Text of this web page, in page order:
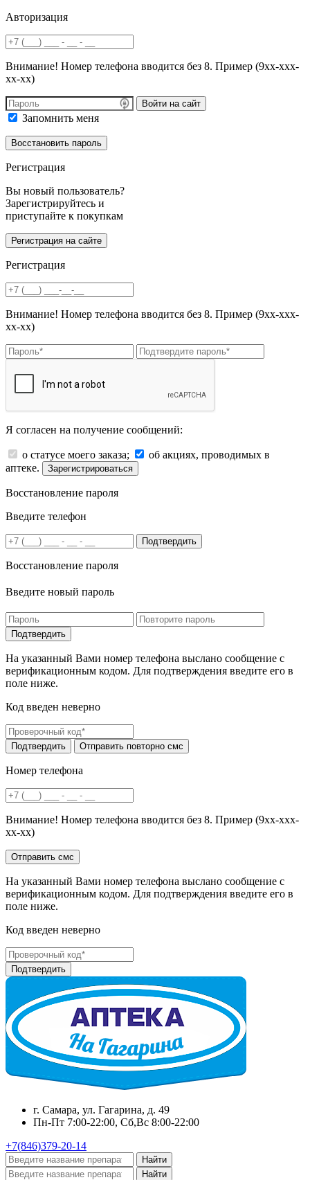
Авторизация
Внимание! Номер телефона вводится без 8. Пример (9хх-ххх-
хх-хх)
Войти на сайт
Запомнить меня
Регистрация
Вы новый пользователь?
Зарегистрируйтесь и
приступайте к покупкам
Регистрация
Внимание! Номер телефона вводится без 8. Пример (9хх-ххх-
хх-хх)
Я согласен на получение сообщений:
о статусе моего заказа;
об акциях, проводимых в
аптеке.
Зарегистрироваться
Восстановление пароля
Введите телефон
Подтвердить
Восстановление пароля
Введите новый пароль
На указанный Вами номер телефона выслано сообщение с
верификационным кодом. Для подтверждения введите его в
поле ниже.
Код введен неверно
Номер телефона
Внимание! Номер телефона вводится без 8. Пример (9хх-ххх-
хх-хх)
На указанный Вами номер телефона выслано сообщение с
верификационным кодом. Для подтверждения введите его в
поле ниже.
Код введен неверно
г. Самара, ул. Гагарина, д. 49
Пн-Пт 7:00-22:00, Сб,Вс 8:00-22:00
+7(846)379-20-14
Найти
Найти